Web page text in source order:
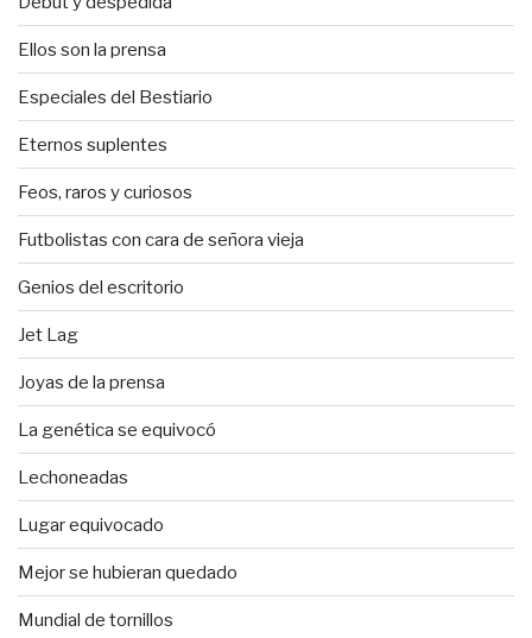
Ellos son la prensa
Especiales del Bestiario
Eternos suplentes
Feos, raros y curiosos
Futbolistas con cara de señora vieja
Genios del escritorio
Jet Lag
Joyas de la prensa
La genética se equivocó
Lechoneadas
Lugar equivocado
Mejor se hubieran quedado
Mundial de tornillos